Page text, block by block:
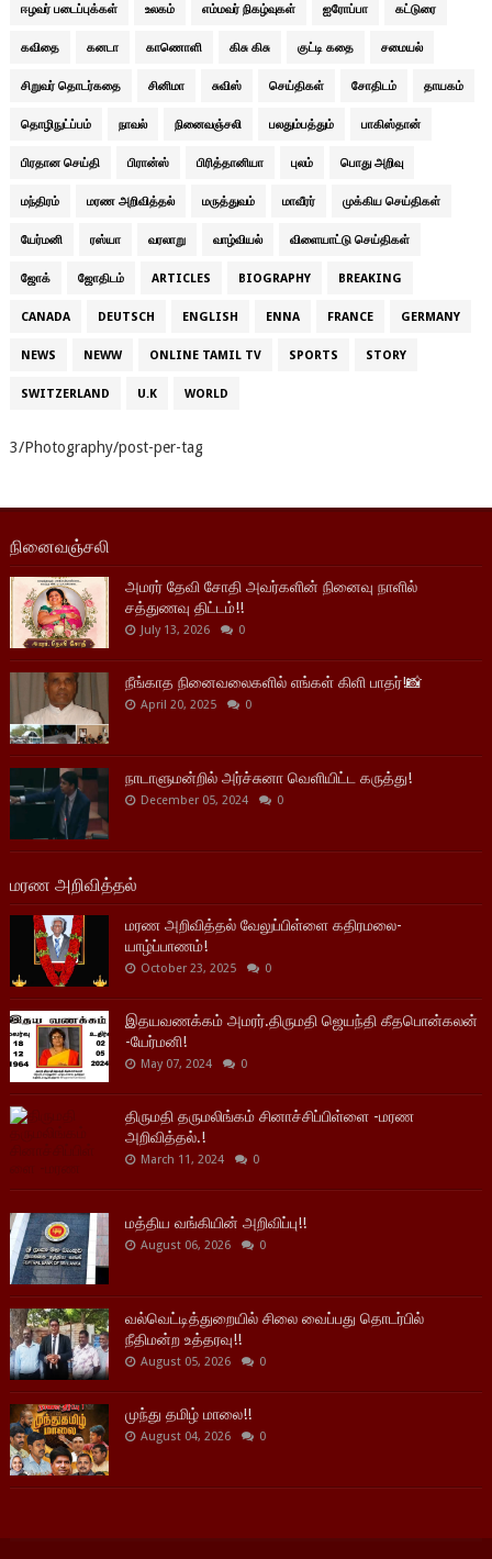
ஈழவர் படைப்புக்கள் உலகம் எம்மவர் நிகழ்வுகள் ஐரோப்பா கட்டுரை
கவிதை கனடா காணொளி கிசு கிசு குட்டி கதை சமையல்
சிறுவர் தொடர்கதை சினிமா சுவிஸ் செய்திகள் சோதிடம் தாயகம்
தொழிநுட்ப்பம் நாவல் நினைவஞ்சலி பலதும்பத்தும் பாகிஸ்தான்
பிரதான செய்தி பிரான்ஸ் பிரித்தானியா புலம் பொது அறிவு
மந்திரம் மரண அறிவித்தல் மருத்துவம் மாவீரர் முக்கிய செய்திகள்
யேர்மனி ரஸ்யா வரலாறு வாழ்வியல் விளையாட்டு செய்திகள்
ஜோக் ஜோதிடம் ARTICLES BIOGRAPHY BREAKING
CANADA DEUTSCH ENGLISH ENNA FRANCE GERMANY
NEWS NEWW ONLINE TAMIL TV SPORTS STORY
SWITZERLAND U.K WORLD
3/Photography/post-per-tag
நினைவஞ்சலி
அமரர் தேவி சோதி அவர்களின் நினைவு நாளில்
சத்துணவு திட்டம்!!
July 13, 2026 0
நீங்காத நினைவலைகளில் எங்கள் கிளி பாதர்!📸
April 20, 2025 0
நாடாளுமன்றில் அர்ச்சுனா வெளியிட்ட கருத்து!
December 05, 2024 0
மரண அறிவித்தல்
மரண அறிவித்தல் வேலுப்பிள்ளை கதிரமலை-
யாழ்ப்பாணம்!
October 23, 2025 0
இதயவணக்கம் அமரர்.திருமதி ஜெயந்தி கீதபொன்கலன்
-யேர்மனி!
May 07, 2024 0
திருமதி தருமலிங்கம் சினாச்சிப்பிள்ளை -மரண
அறிவித்தல்.!
March 11, 2024 0
மத்திய வங்கியின் அறிவிப்பு!!
August 06, 2026 0
வல்வெட்டித்துறையில் சிலை வைப்பது தொடர்பில்
நீதிமன்ற உத்தரவு!!
August 05, 2026 0
முந்து தமிழ் மாலை!!
August 04, 2026 0